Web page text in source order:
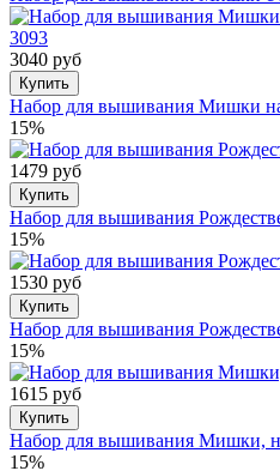
3040 руб
Купить
Набор для вышивания Мишки
15%
1479 руб
Купить
Набор для вышивания
15%
1530 руб
Купить
Набор для вышивания
15%
1615 руб
Купить
Набор для вышивания Мишки,
15%